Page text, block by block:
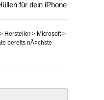
für dein iPhone
Hersteller > Microsoft>
bereits nÃ¤chste